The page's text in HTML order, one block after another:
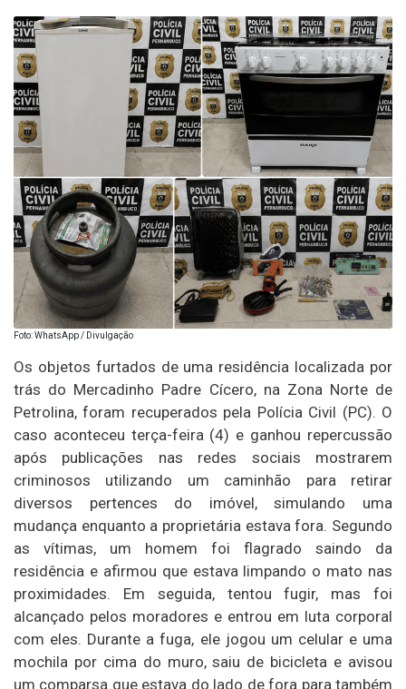
Foto: WhatsApp / Divulgação
Os objetos furtados de uma residência localizada por
trás do Mercadinho Padre Cícero, na Zona Norte de
Petrolina, foram recuperados pela Polícia Civil (PC). O
caso aconteceu terça-feira (4) e ganhou repercussão
após publicações nas redes sociais mostrarem
criminosos utilizando um caminhão para retirar
diversos pertences do imóvel, simulando uma
mudança enquanto a proprietária estava fora. Segundo
as vítimas, um homem foi flagrado saindo da
residência e afirmou que estava limpando o mato nas
proximidades. Em seguida, tentou fugir, mas foi
alcançado pelos moradores e entrou em luta corporal
com eles. Durante a fuga, ele jogou um celular e uma
mochila por cima do muro, saiu de bicicleta e avisou
um comparsa que estava do lado de fora para também